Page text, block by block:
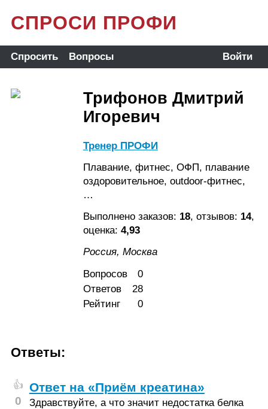
СПРОСИ ПРОФИ
Спросить Вопросы Войти
Трифонов Дмитрий
Игоревич
Тренер ПРОФИ
Плавание, фитнес, ОФП, плавание
оздоровительное, outdoor-фитнес,
…
Выполнено заказов: 18, отзывов: 14,
оценка: 4,93
Россия, Москва
Вопросов
0
Ответов
28
Рейтинг
0
Ответы:
👍
0
Ответ на «Приём креатина»
Здравствуйте, а что значит недостатка белка